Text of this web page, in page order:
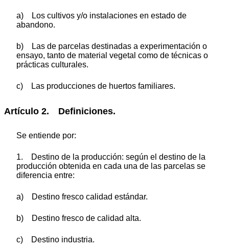
a) Los cultivos y/o instalaciones en estado de
abandono.
b) Las de parcelas destinadas a experimentación o
ensayo, tanto de material vegetal como de técnicas o
prácticas culturales.
c) Las producciones de huertos familiares.
Artículo 2. Definiciones.
Se entiende por:
1. Destino de la producción: según el destino de la
producción obtenida en cada una de las parcelas se
diferencia entre:
a) Destino fresco calidad estándar.
b) Destino fresco de calidad alta.
c) Destino industria.